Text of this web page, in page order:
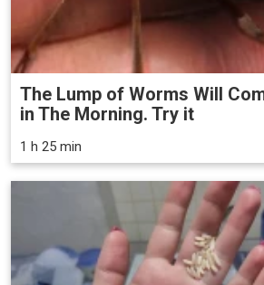
The Lump of Worms Will
in The Morning. Try it
1 h 25 min